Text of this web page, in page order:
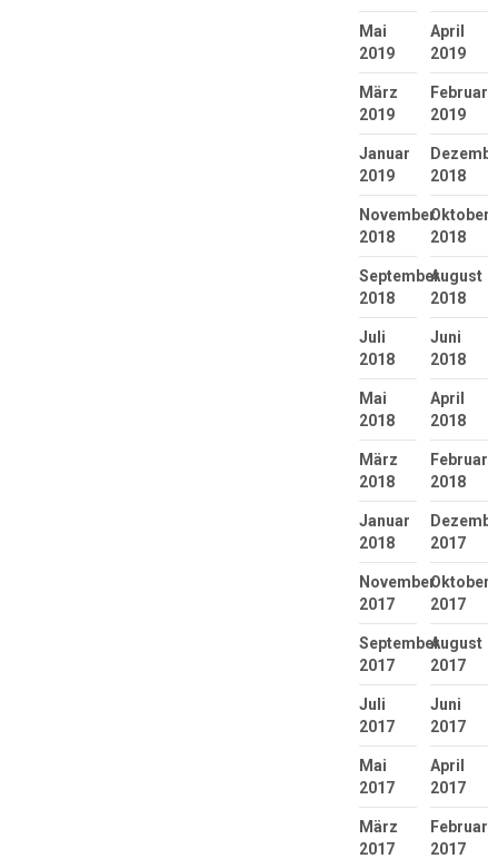
Mai
2019
April
2019
März
2019
Februar
2019
Januar
2019
2018
November
2018
Oktober
2018
September
2018
August
2018
Juli
2018
Juni
2018
Mai
2018
April
2018
März
2018
Februar
2018
Januar
2018
2017
November
2017
Oktober
2017
September
2017
August
2017
Juli
2017
Juni
2017
Mai
2017
April
2017
März
2017
Februar
2017